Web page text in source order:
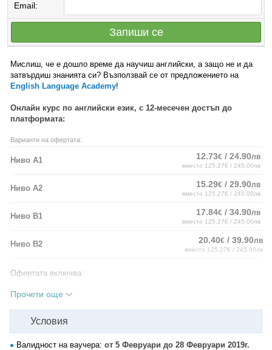
Email:
Запиши се
Мислиш, че e дошло време да научиш английски, а защо не и да
затвърдиш знанията си? Възползвай се от предложението на
English Language Academy!
Онлайн курс по английски език, с 12-месечен достъп до
платформата:
Варианти на офертата:
Ниво A1 12.73€ / 24.90лв
вместо 125.27€ / 245.00лв
Ниво А2 15.29€ / 29.90лв
вместо 125.27€ / 245.00лв
Ниво B1 17.84€ / 34.90лв
вместо 125.27€ / 245.00лв
Ниво B2 20.40€ / 39.90лв
вместо 125.27€ / 245.00лв
Офертата включва:
• Думи и фразеологични изрази, представени с картини, озвучени
на английски и преведени на български език, които дават
• Писане на есетата, които се изпращат на посочения имейл и до
• Текстове за четене с разбиране;
Прочети още
Условия
Валидност на ваучера: от 5 Февруари до 28 Февруари 2019г.